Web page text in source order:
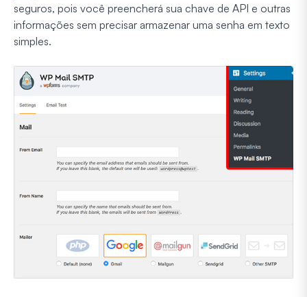
seguros, pois você preencherá sua chave de API e outras
informações sem precisar armazenar uma senha em texto
simples.